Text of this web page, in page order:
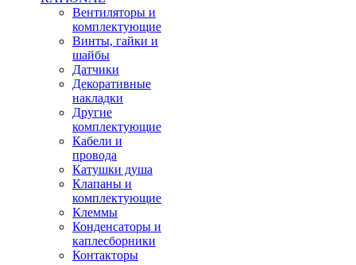
Вентиляторы и
комплектующие
Винты, гайки и
шайбы
Датчики
Декоративные
накладки
Другие
комплектующие
Кабели и
провода
Катушки душа
Клапаны и
комплектующие
Клеммы
Конденсаторы и
каплесборники
Контакторы